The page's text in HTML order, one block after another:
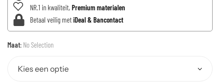
NR.1 in kwaliteit, Premium materialen
Betaal veilig metiDeal & Bancontact
Maat: No Selection